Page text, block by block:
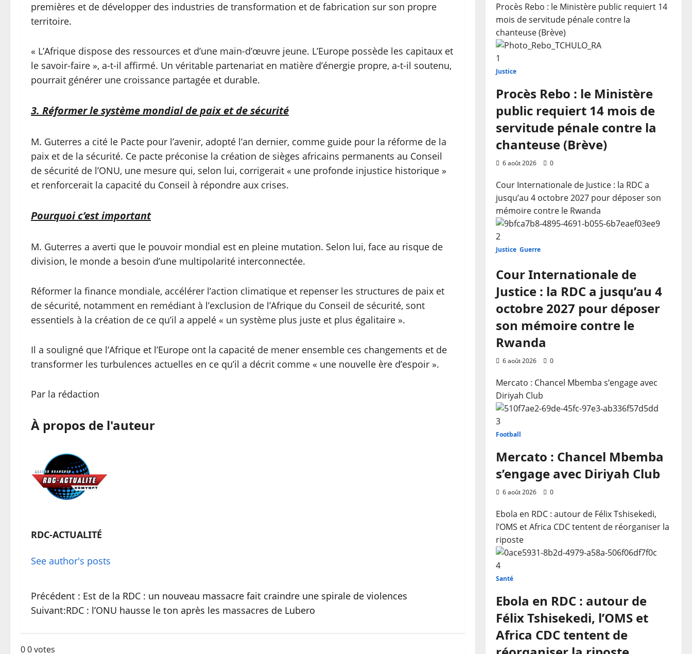
premières et de développer des industries de transformation et de fabrication sur son propre
territoire.
« L’Afrique dispose des ressources et d’une main-d’œuvre jeune. L’Europe possède les capitaux et
le savoir-faire », a-t-il affirmé. Un véritable partenariat en matière d’énergie propre, a-t-il soutenu,
pourrait générer une croissance partagée et durable.
3. Réformer le système mondial de paix et de sécurité
M. Guterres a cité le Pacte pour l’avenir, adopté l’an dernier, comme guide pour la réforme de la
paix et de la sécurité. Ce pacte préconise la création de sièges africains permanents au Conseil
de sécurité de l’ONU, une mesure qui, selon lui, corrigerait « une profonde injustice historique »
et renforcerait la capacité du Conseil à répondre aux crises.
Pourquoi c’est important
M. Guterres a averti que le pouvoir mondial est en pleine mutation. Selon lui, face au risque de
division, le monde a besoin d’une multipolarité interconnectée.
Réformer la finance mondiale, accélérer l’action climatique et repenser les structures de paix et
de sécurité, notamment en remédiant à l’exclusion de l’Afrique du Conseil de sécurité, sont
essentiels à la création de ce qu’il a appelé « un système plus juste et plus égalitaire ».
Il a souligné que l’Afrique et l’Europe ont la capacité de mener ensemble ces changements et de
transformer les turbulences actuelles en ce qu’il a décrit comme « une nouvelle ère d’espoir ».
Par la rédaction
À propos de l'auteur
RDC-ACTUALITÉ
See author's posts
Précédent : Est de la RDC : un nouveau massacre fait craindre une spirale de violences
Suivant:RDC : l’ONU hausse le ton après les massacres de Lubero
00votes
Procès Rebo : le Ministère public requiert 14
mois de servitude pénale contre la
chanteuse (Brève)
1
Justice
Procès Rebo : le Ministère
public requiert 14 mois de
servitude pénale contre la
chanteuse (Brève)
6 août 2026 0
Cour Internationale de Justice : la RDC a
jusqu’au 4 octobre 2027 pour déposer son
mémoire contre le Rwanda
2
Justice Guerre
Cour Internationale de
Justice : la RDC a jusqu’au 4
octobre 2027 pour déposer
son mémoire contre le
Rwanda
6 août 2026 0
Mercato : Chancel Mbemba s’engage avec
Diriyah Club
3
Football
Mercato : Chancel Mbemba
s’engage avec Diriyah Club
6 août 2026 0
Ebola en RDC : autour de Félix Tshisekedi,
l’OMS et Africa CDC tentent de réorganiser la
riposte
4
Santé
Ebola en RDC : autour de
Félix Tshisekedi, l’OMS et
Africa CDC tentent de